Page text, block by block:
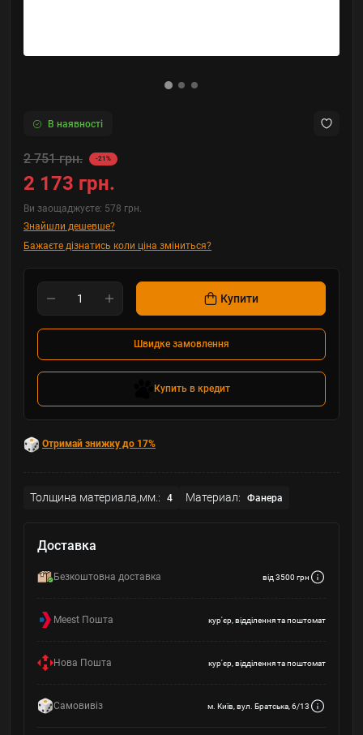
В наявності
2 751 грн. -21%
2 173 грн.
Ви заощаджуєте: 578 грн.
Знайшли дешевше?
Бажаєте дізнатись коли ціна зміниться?
Купити
Швидке замовлення
Купить в кредит
Отримай знижку до 17%
Толщина материала,мм.: 4 Материал: Фанера
Доставка
Безкоштовна доставка від 3500 грн
Meest Пошта кур'єр, відділення та поштомат
Нова Пошта кур'єр, відділення та поштомат
Самовивіз м. Київ, вул. Братська, 6/13